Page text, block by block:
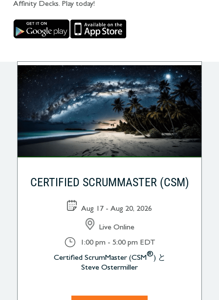
Affinity Decks. Play today!
CERTIFIED SCRUMMASTER (CSM)
Aug 17 - Aug 20, 2026
Live Online
}
1:00 pm - 5:00 pm EDT
Certified ScrumMaster (CSM®) と
Steve Ostermiller